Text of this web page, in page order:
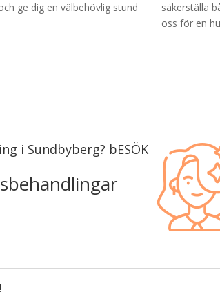
ge dig en välbehövlig stund
säkerställa
oss för en
i Sundbyberg? bESÖK